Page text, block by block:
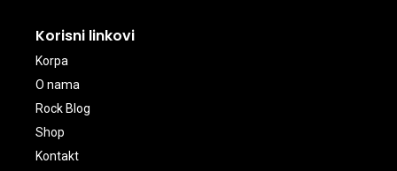
Korisni linkovi
Korpa
O nama
Rock Blog
Shop
Kontakt